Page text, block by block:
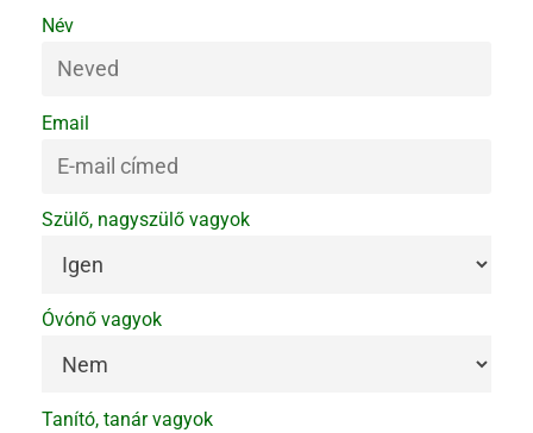
Név
Email
Szülő, nagyszülő vagyok
Óvónő vagyok
Tanító, tanár vagyok